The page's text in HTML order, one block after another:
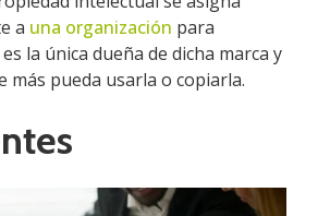
a una organización para
la única dueña de dicha marca y
más pueda usarla o copiarla.